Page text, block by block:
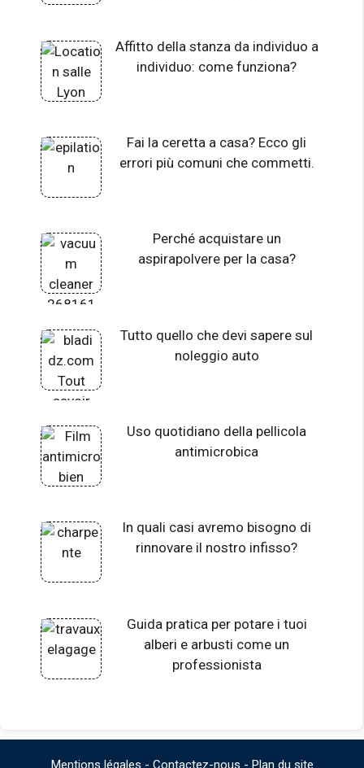
Affitto della stanza da individuo a
individuo: come funziona?
Fai la ceretta a casa? Ecco gli
errori più comuni che commetti.
Perché acquistare un
aspirapolvere per la casa?
Tutto quello che devi sapere sul
noleggio auto
Uso quotidiano della pellicola
antimicrobica
In quali casi avremo bisogno di
rinnovare il nostro infisso?
Guida pratica per potare i tuoi
alberi e arbusti come un
professionista